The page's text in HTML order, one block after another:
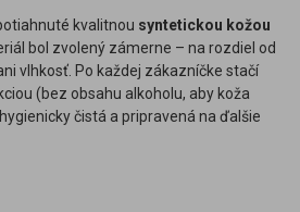
kvalitnou syntetickou kožou
bol zvolený zámerne – na rozdiel od
vlhkosť. Po každej zákazníčke stačí
(bez obsahu alkoholu, aby koža
čistá a pripravená na ďalšie